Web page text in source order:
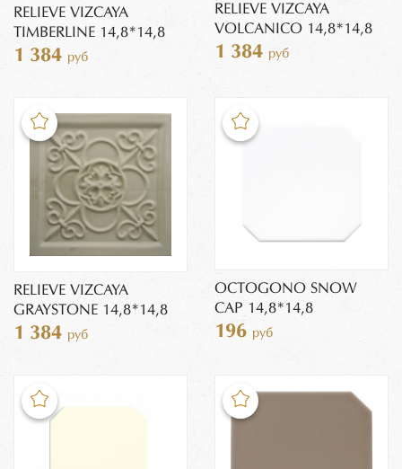
RELIEVE VIZCAYA
TIMBERLINE 14,8*14,8
1 384 руб
RELIEVE VIZCAYA
VOLCANICO 14,8*14,8
1 384 руб
RELIEVE VIZCAYA
GRAYSTONE 14,8*14,8
1 384 руб
OCTOGONO SNOW
CAP 14,8*14,8
196 руб